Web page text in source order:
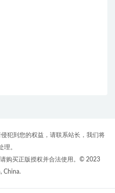
犯到您的权益，请联系站长，我们将
理。
购买正版授权并合法使用。© 2023
China.